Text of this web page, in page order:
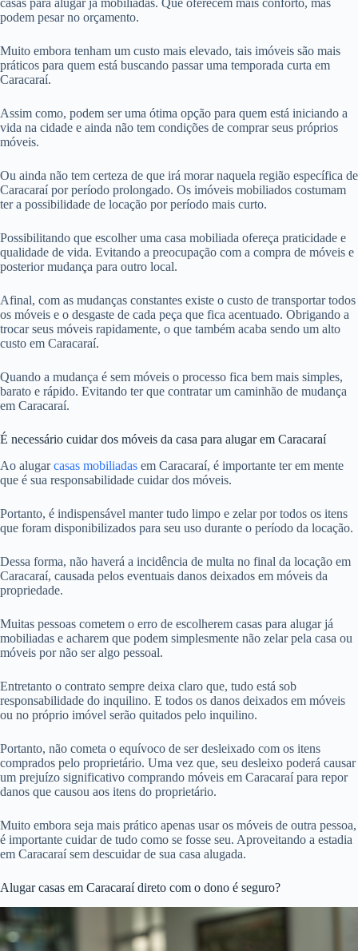
casas para alugar já mobiliadas. Que oferecem mais conforto, mas
podem pesar no orçamento.
Muito embora tenham um custo mais elevado, tais imóveis são mais
práticos para quem está buscando passar uma temporada curta em
Caracaraí.
Assim como, podem ser uma ótima opção para quem está iniciando a
vida na cidade e ainda não tem condições de comprar seus próprios
móveis.
Ou ainda não tem certeza de que irá morar naquela região específica de
Caracaraí por período prolongado. Os imóveis mobiliados costumam
ter a possibilidade de locação por período mais curto.
Possibilitando que escolher uma casa mobiliada ofereça praticidade e
qualidade de vida. Evitando a preocupação com a compra de móveis e
posterior mudança para outro local.
Afinal, com as mudanças constantes existe o custo de transportar todos
os móveis e o desgaste de cada peça que fica acentuado. Obrigando a
trocar seus móveis rapidamente, o que também acaba sendo um alto
custo em Caracaraí.
Quando a mudança é sem móveis o processo fica bem mais simples,
barato e rápido. Evitando ter que contratar um caminhão de mudança
em Caracaraí.
É necessário cuidar dos móveis da casa para alugar em Caracaraí
Ao alugarcasas mobiliadas em Caracaraí, é importante ter em mente
que é sua responsabilidade cuidar dos móveis.
Portanto, é indispensável manter tudo limpo e zelar por todos os itens
que foram disponibilizados para seu uso durante o período da locação.
Dessa forma, não haverá a incidência de multa no final da locação em
Caracaraí, causada pelos eventuais danos deixados em móveis da
propriedade.
Muitas pessoas cometem o erro de escolherem casas para alugar já
mobiliadas e acharem que podem simplesmente não zelar pela casa ou
móveis por não ser algo pessoal.
Entretanto o contrato sempre deixa claro que, tudo está sob
responsabilidade do inquilino. E todos os danos deixados em móveis
ou no próprio imóvel serão quitados pelo inquilino.
Portanto, não cometa o equívoco de ser desleixado com os itens
comprados pelo proprietário. Uma vez que, seu desleixo poderá causar
um prejuízo significativo comprando móveis em Caracaraí para repor
danos que causou aos itens do proprietário.
Muito embora seja mais prático apenas usar os móveis de outra pessoa,
é importante cuidar de tudo como se fosse seu. Aproveitando a estadia
em Caracaraí sem descuidar de sua casa alugada.
Alugar casas em Caracaraí direto com o dono é seguro?